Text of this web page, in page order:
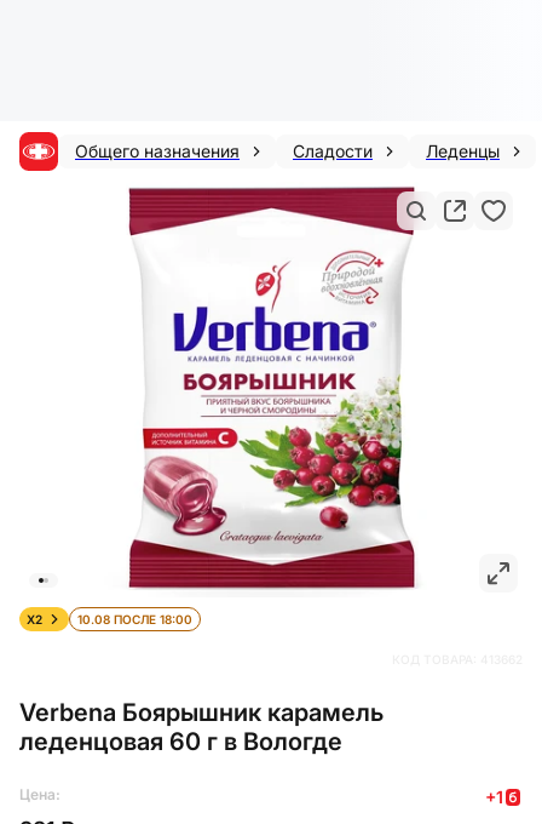
Общего назначения Сладости Леденцы
Verbena Боярышник карамель
леденцовая 60 г в Вологде
X2 10.08 ПОСЛЕ 18:00
Цена: +1